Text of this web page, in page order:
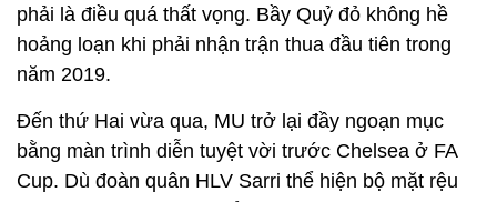
phải là điều quá thất vọng. Bầy Quỷ đỏ không hề
hoảng loạn khi phải nhận trận thua đầu tiên trong
năm 2019.
Đến thứ Hai vừa qua, MU trở lại đầy ngoạn mục
bằng màn trình diễn tuyệt vời trước Chelsea ở FA
Cup. Dù đoàn quân HLV Sarri thể hiện bộ mặt rệu